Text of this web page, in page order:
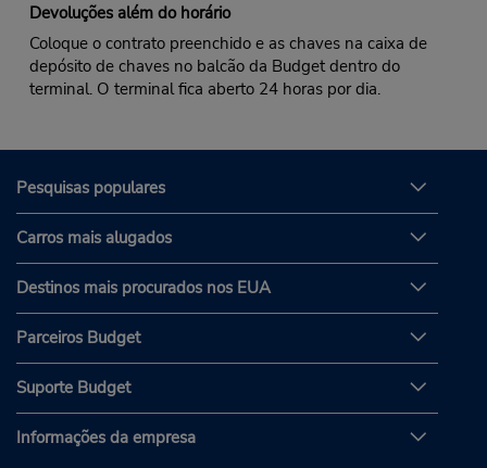
Devoluções além do horário
Coloque o contrato preenchido e as chaves na caixa de
depósito de chaves no balcão da Budget dentro do
terminal. O terminal fica aberto 24 horas por dia.
Pesquisas populares
Carros mais alugados
Destinos mais procurados nos EUA
Parceiros Budget
Suporte Budget
Informações da empresa